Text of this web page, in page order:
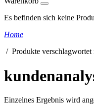
Es befinden sich keine
Home
/ Produkte verschlagwortet
Einzelnes Ergebnis wird